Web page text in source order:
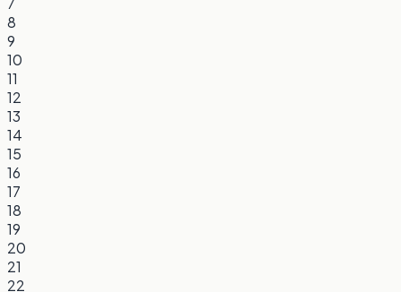
8
9
10
11
12
13
14
15
16
17
18
19
20
21
22